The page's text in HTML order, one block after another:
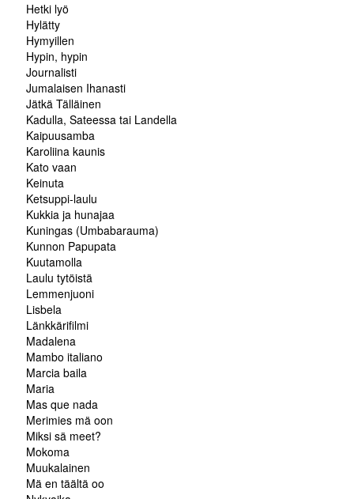
Hetki lyö
Hylätty
Hymyillen
Hypin, hypin
Journalisti
Jumalaisen Ihanasti
Jätkä Tälläinen
Kadulla, Sateessa tai Landella
Kaipuusamba
Karoliina kaunis
Kato vaan
Keinuta
Ketsuppi-laulu
Kukkia ja hunajaa
Kuningas (Umbabarauma)
Kunnon Papupata
Kuutamolla
Laulu tytöistä
Lemmenjuoni
Lisbela
Länkkärifilmi
Madalena
Mambo italiano
Marcia baila
Maria
Mas que nada
Merimies mä oon
Miksi sä meet?
Mokoma
Muukalainen
Mä en täältä oo